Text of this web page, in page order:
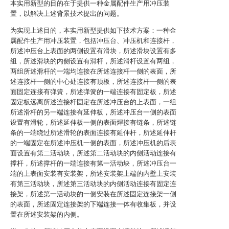
本实用新型的目的在于提供一种金属配件生产用冲压装
置，以解决上述背景技术提出的问题。
为实现上述目的，本实用新型提供如下技术方案：一种金
属配件生产用冲压装置，包括冲压台、冲压机和连接杆，
所述冲压台上表面的两侧设置有滑块，所述滑块设置有多
组，所述滑块的内侧设置有滑杆，所述滑杆设置有两组，
两组所述滑杆的一端均连接在所述连接杆一侧的表面，所
述连接杆一侧的中心处连接有顶板，所述连接杆一侧的表
面固定连接有弹簧，所述弹簧的一端连接有固定板，所述
固定板远离所述连接杆固定在所述冲压台的上表面，一组
所述滑杆的另一端连接有延伸板，所述冲压台一侧的表面
设置有滑轮，所述延伸板一侧的表面焊接有链条，所述链
条的一端绕过所述滑轮的表面连接有延伸杆，所述延伸杆
的一端固定在所述冲压机一侧的表面，所述冲压机的后表
面设置有第二活动块，所述第二活动块的内侧活动连接有
撑杆，所述撑杆的一端连接有第一活动块，所述冲压台一
端的上表面安装有安装架，所述安装架上端的内壁上安装
有第三活动块，所述第三活动块的内侧活动连接有固定连
接架，所述第一活动块的一侧安装在所述固定连接架一侧
的表面，所述固定连接架的下端连接一体有收集板，并设
置在所述安装架的内侧。